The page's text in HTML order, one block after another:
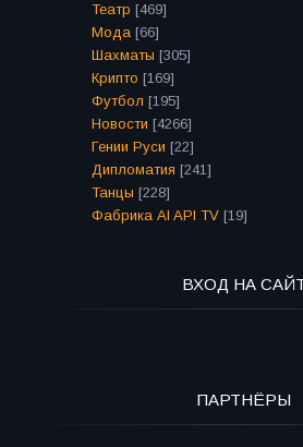
Театр [469]
Мода [66]
Шахматы [305]
Крипто [169]
Футбол [195]
Новости [4266]
Гении Руси [22]
Дипломатия [241]
Танцы [228]
Фабрика AI API TV [19]
ВХОД НА
ПАРТНЁРЫ